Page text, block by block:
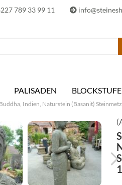
789 33 99 11
PALISADEN
Indien, Naturstein (Basanit)